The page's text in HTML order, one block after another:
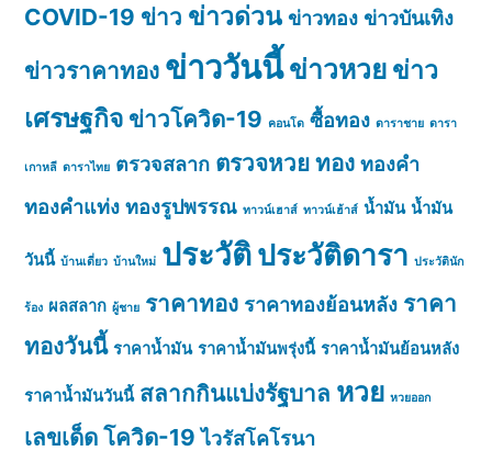
COVID-19 ข่าว ข่าวด่วน ข่าวทอง ข่าวบันเทิง
ข่าวราคาทอง ข่าววันนี้ ข่าวหวย ข่าว
เศรษฐกิจ ข่าวโควิด-19 คอนโด ซื้อทอง ดาราชาย ดารา
เกาหลี ดาราไทย ตรวจสลาก ตรวจหวย ทอง ทองคำ
ทองคำแท่ง ทองรูปพรรณ ทาวน์เฮาส์ ทาวน์เฮ้าส์ น้ำมัน น้ำมัน
วันนี้ บ้านเดี่ยว บ้านใหม่ ประวัติประวัติดารา ประวัตินัก
ร้อง ผลสลาก ผู้ชาย ราคาทอง ราคาทองย้อนหลัง ราคา
ทองวันนี้ ราคาน้ำมัน ราคาน้ำมันพรุ่งนี้ ราคาน้ำมันย้อนหลัง
ราคาน้ำมันวันนี้ สลากกินแบ่งรัฐบาล หวย หวยออก
เลขเด็ด โควิด-19 ไวรัสโคโรนา